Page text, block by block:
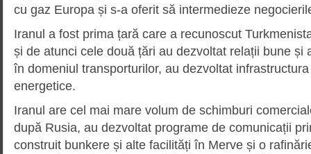
cu gaz Europa și s-a oferit să intermedieze
Iranul a fost prima țară care a recunoscut
și de atunci cele două țări au dezvoltat relații bune și
în domeniul transporturilor, au dezvoltat
energetice.
Iranul are cel mai mare volum de schimburi
după Rusia, au dezvoltat programe de comunicații
construit bunkere și alte facilități în Merve și o